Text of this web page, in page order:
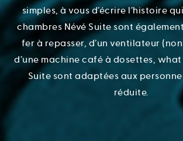
simples, à vous d’écrire l’histoire
chambres Névé Suite sont
fer à repasser, d’un ventilateur
d’une machine café à dosettes, what
Suite sont adaptées aux
réduite.